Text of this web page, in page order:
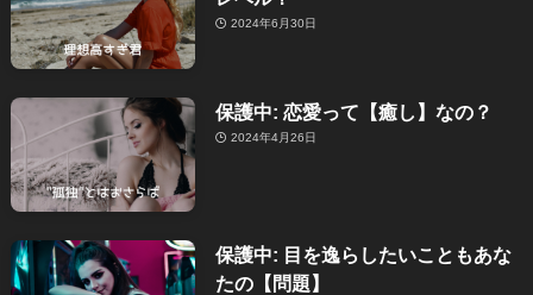
2024年6月30日
保護中: 恋愛って【癒し】なの？
2024年4月26日
保護中: 目を逸らしたいこともあな
たの【問題】